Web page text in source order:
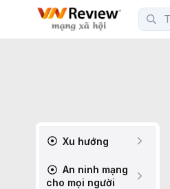
Xu hướng
An ninh mạng
cho mọi người